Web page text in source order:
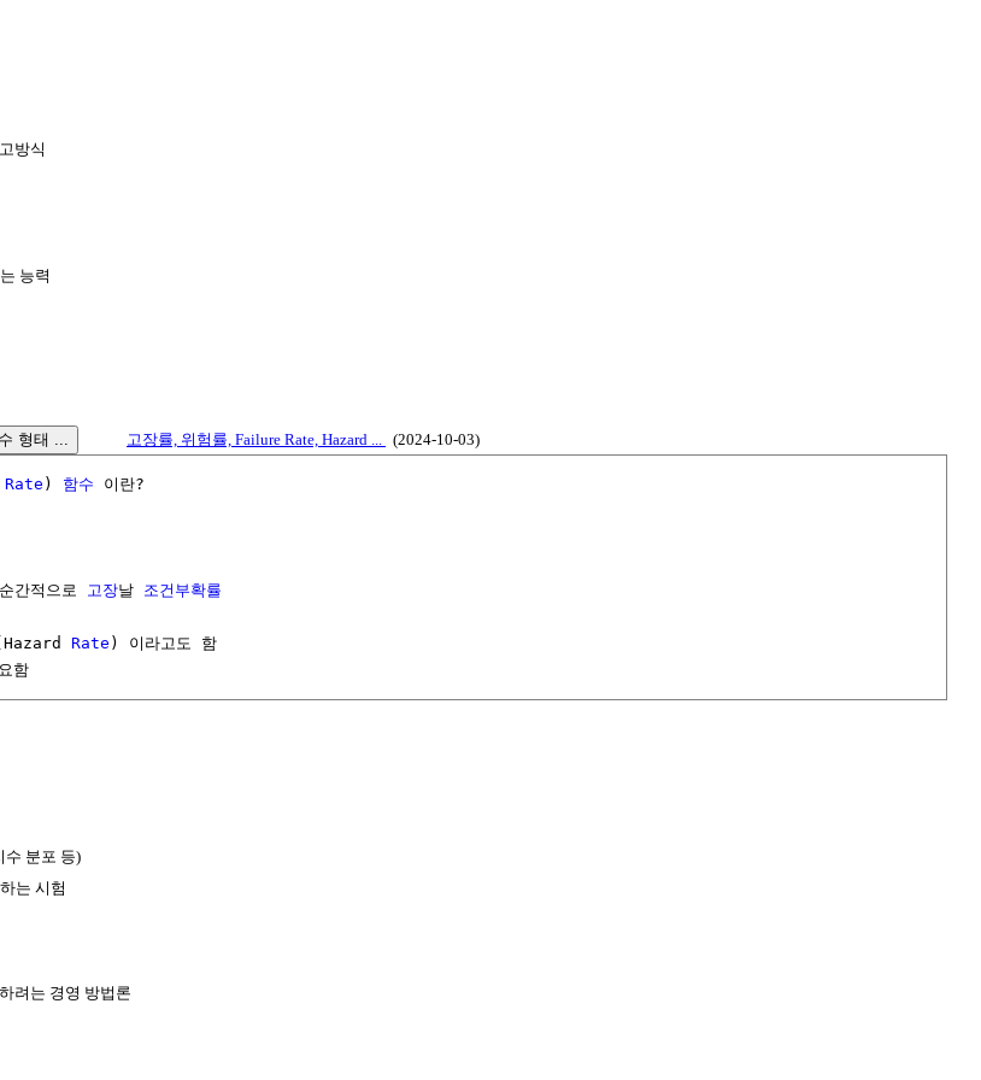
방식
능력
형태 ... 고장률, 위험률, Failure Rate, Hazard ... (2024-10-03)
Rate ) 함수 이란?
간적으로 고장날 조건부확률
Rate ) 이라고도 함
함
수 분포 등)
는 시험
려는 경영 방법론